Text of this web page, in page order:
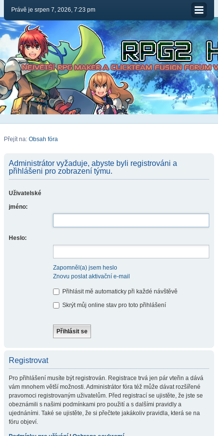
Právě je srpen 7, 2026, 7:23 pm
Přejít na: Obsah fóra
Administrátor vyžaduje, abyste byli registrováni a
přihlášeni pro zobrazení týmu.
Uživatelské
jméno:
Heslo:
Zapomněl(a) jsem heslo
Znovu poslat aktivační e-mail
Přihlásit mě automaticky při každé návštěvě
Skrýt můj online stav pro toto přihlášení
Registrovat
Pro přihlášení musíte být registrován. Registrace trvá jen pár vteřin a dává
vám mnohem větší možnosti. Administrátor fóra též může dávat rozšířené
pravomoci registrovaným uživatelům. Před registrací se ujistěte, že jste se
obeznámili s našimi podmínkami pro použití a s dalšími pravidly a
ujednáními. Také se ujistěte, že si přečtete jakákoliv pravidla, která se na
fóru objeví.